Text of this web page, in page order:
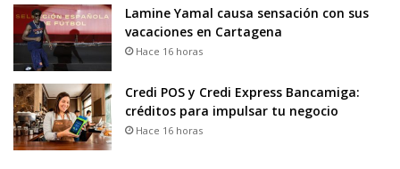
Lamine Yamal causa sensación con sus
vacaciones en Cartagena
Hace 16 horas
Credi POS y Credi Express Bancamiga:
créditos para impulsar tu negocio
Hace 16 horas